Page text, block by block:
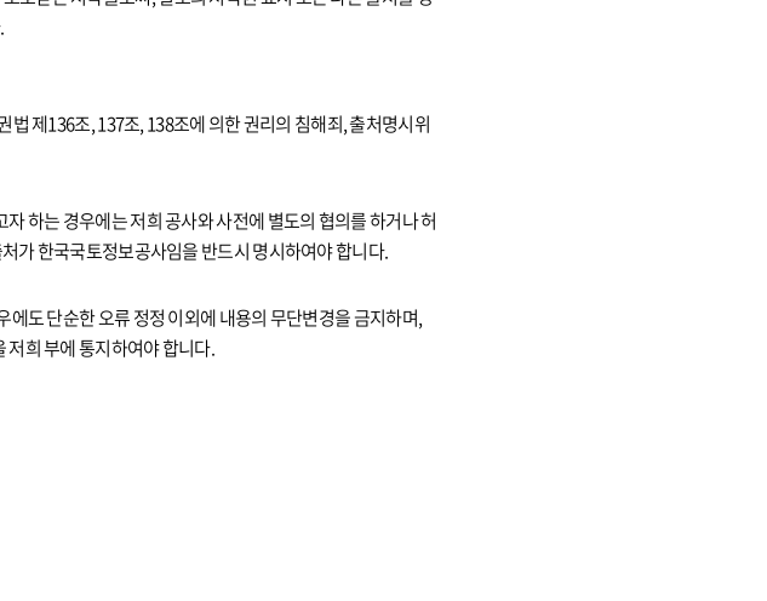
제136조, 137조, 138조에 의한 권리의 침해죄, 출처명시위
하는 경우에는 저희 공사와 사전에 별도의 협의를 하거나 허
가 한국국토정보공사임을 반드시 명시하여야 합니다.
도 단순한 오류 정정 이외에 내용의 무단변경을 금지하며,
저희 부에 통지하여야 합니다.